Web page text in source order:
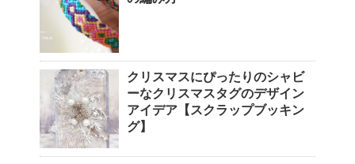
クリスマスにぴったりのシャビ
ーなクリスマスタグのデザイン
アイデア【スクラップブッキン
グ】